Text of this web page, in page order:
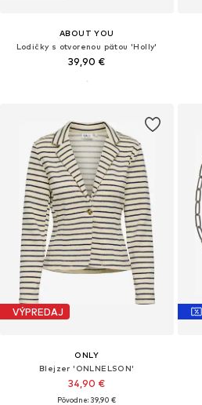
ABOUT YOU
Lodičky s otvorenou pätou 'Holly'
39,90 €
VÝPREDAJ
ONLY
Blejzer 'ONLNELSON'
34,90 €
Pôvodne: 39,90 €